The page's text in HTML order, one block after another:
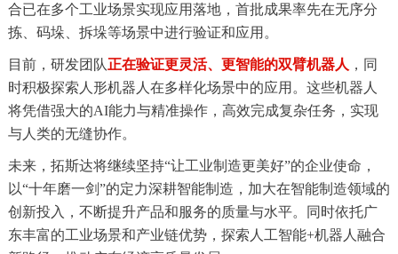
合已在多个工业场景实现应用落地，首批成果率先在无序分
拣、码垛、拆垛等场景中进行验证和应用。
目前，研发团队正在验证更灵活、更智能的双臂机器人 ，同
时积极探索人形机器人在多样化场景中的应用。这些机器人
将凭借强大的AI能力与精准操作，高效完成复杂任务，实现
与人类的无缝协作。
未来，拓斯达将继续坚持“让工业制造更美好”的企业使命，
以“十年磨一剑”的定力深耕智能制造，加大在智能制造领域的
创新投入，不断提升产品和服务的质量与水平。同时依托广
东丰富的工业场景和产业链优势，探索人工智能+机器人融合